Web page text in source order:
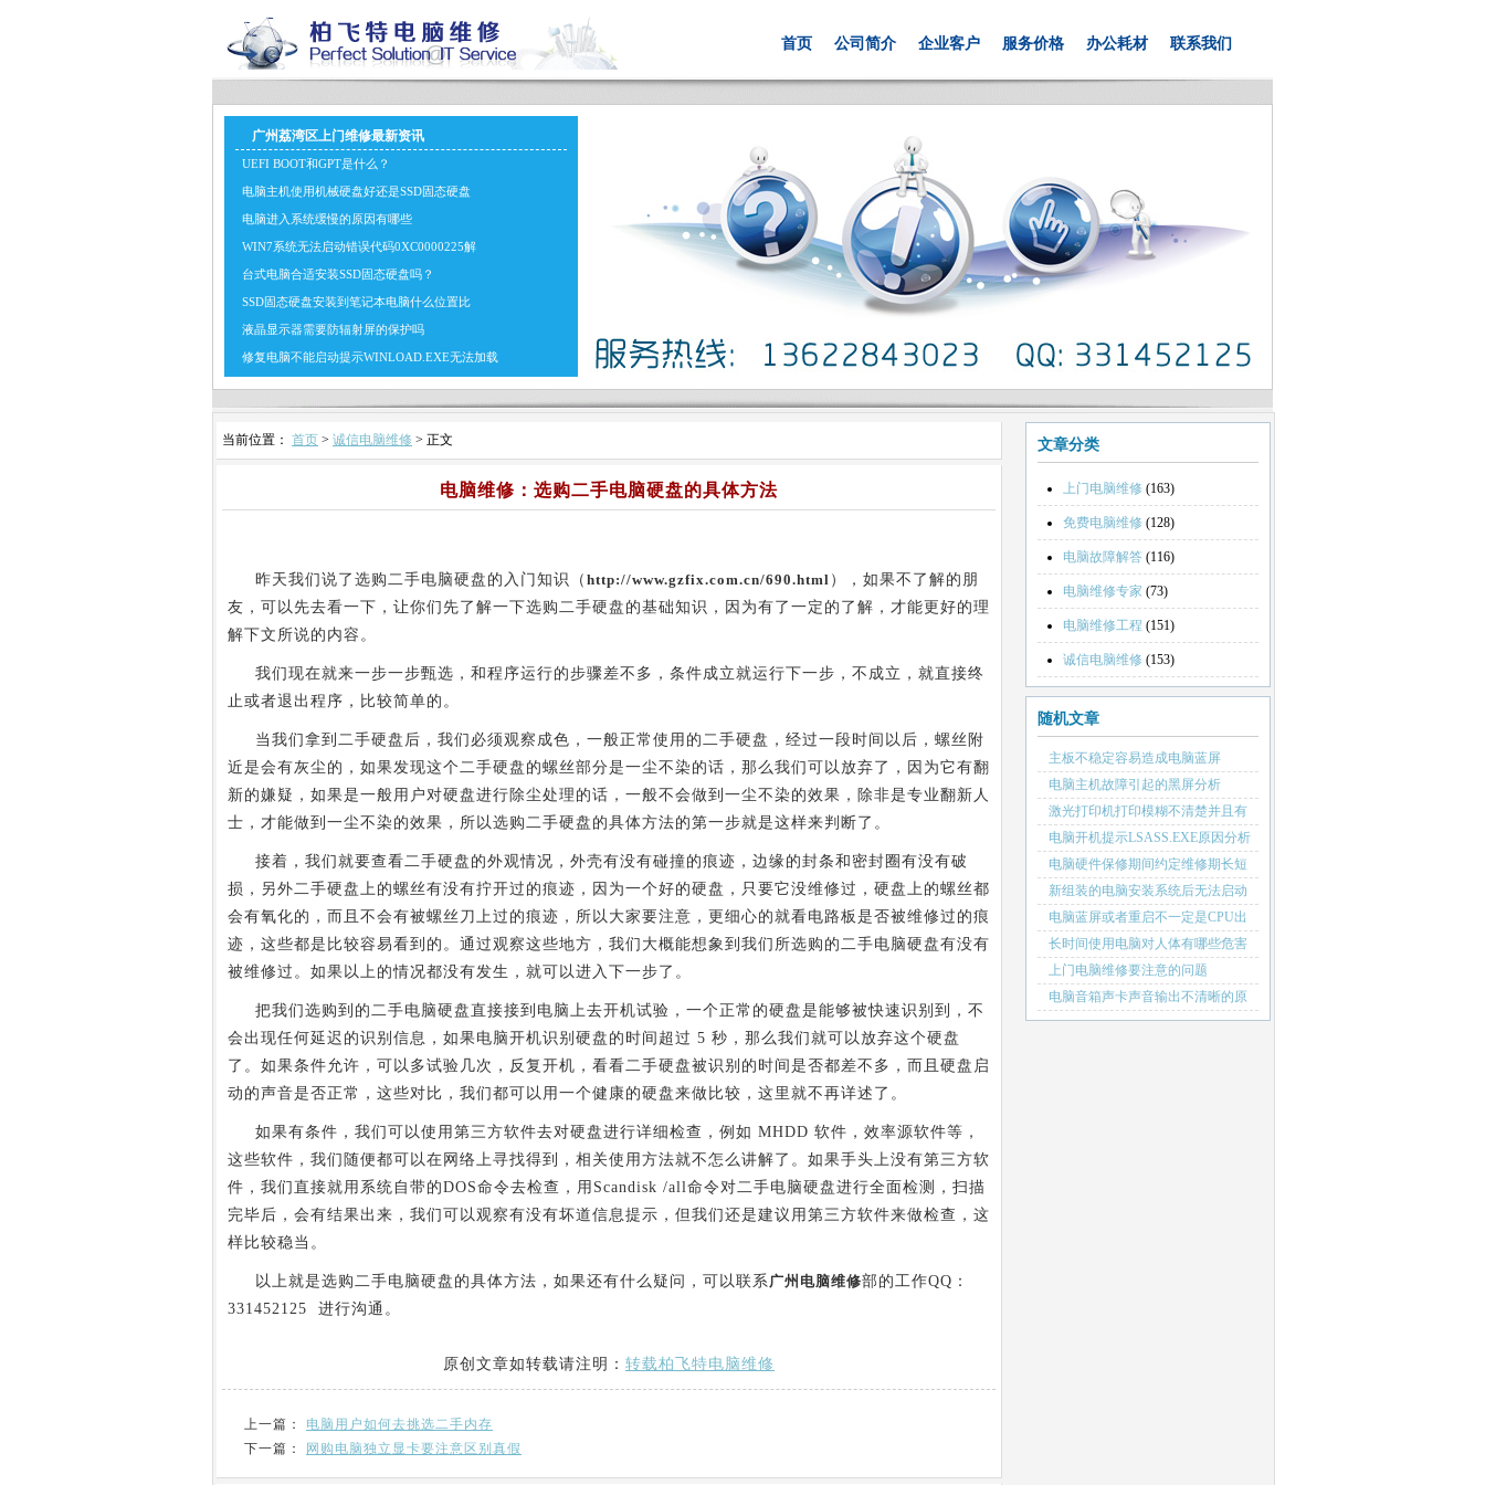
首页 公司简介 企业客户 服务价格 办公耗材 联系我们
广州荔湾区上门维修最新资讯
UEFI BOOT和GPT是什么？
电脑主机使用机械硬盘好还是SSD固态硬盘
电脑进入系统缓慢的原因有哪些
WIN7系统无法启动错误代码0XC0000225解
台式电脑合适安装SSD固态硬盘吗？
SSD固态硬盘安装到笔记本电脑什么位置比
液晶显示器需要防辐射屏的保护吗
修复电脑不能启动提示WINLOAD.EXE无法加载
当前位置： 首页 > 诚信电脑维修 > 正文
电脑维修：选购二手电脑硬盘的具体方法
昨天我们说了选购二手电脑硬盘的入门知识（ http://www.gzfix.com.cn/690.html ），如果不了解的朋
友，可以先去看一下，让你们先了解一下选购二手硬盘的基础知识，因为有了一定的了解，才能更好的理
解下文所说的内容。
我们现在就来一步一步甄选，和程序运行的步骤差不多，条件成立就运行下一步，不成立，就直接终
止或者退出程序，比较简单的。
当我们拿到二手硬盘后，我们必须观察成色，一般正常使用的二手硬盘，经过一段时间以后，螺丝附
近是会有灰尘的，如果发现这个二手硬盘的螺丝部分是一尘不染的话，那么我们可以放弃了，因为它有翻
新的嫌疑，如果是一般用户对硬盘进行除尘处理的话，一般不会做到一尘不染的效果，除非是专业翻新人
士，才能做到一尘不染的效果，所以选购二手硬盘的具体方法的第一步就是这样来判断了。
接着，我们就要查看二手硬盘的外观情况，外壳有没有碰撞的痕迹，边缘的封条和密封圈有没有破
损，另外二手硬盘上的螺丝有没有拧开过的痕迹，因为一个好的硬盘，只要它没维修过，硬盘上的螺丝都
会有氧化的，而且不会有被螺丝刀上过的痕迹，所以大家要注意，更细心的就看电路板是否被维修过的痕
迹，这些都是比较容易看到的。通过观察这些地方，我们大概能想象到我们所选购的二手电脑硬盘有没有
被维修过。如果以上的情况都没有发生，就可以进入下一步了。
把我们选购到的二手电脑硬盘直接接到电脑上去开机试验，一个正常的硬盘是能够被快速识别到，不
会出现任何延迟的识别信息，如果电脑开机识别硬盘的时间超过 5 秒，那么我们就可以放弃这个硬盘
了。如果条件允许，可以多试验几次，反复开机，看看二手硬盘被识别的时间是否都差不多，而且硬盘启
动的声音是否正常，这些对比，我们都可以用一个健康的硬盘来做比较，这里就不再详述了。
如果有条件，我们可以使用第三方软件去对硬盘进行详细检查，例如 MHDD 软件，效率源软件等，
这些软件，我们随便都可以在网络上寻找得到，相关使用方法就不怎么讲解了。如果手头上没有第三方软
件，我们直接就用系统自带的DOS命令去检查，用Scandisk /all命令对二手电脑硬盘进行全面检测，扫描
完毕后，会有结果出来，我们可以观察有没有坏道信息提示，但我们还是建议用第三方软件来做检查，这
样比较稳当。
以上就是选购二手电脑硬盘的具体方法，如果还有什么疑问，可以联系广州电脑维修部的工作QQ：
331452125 进行沟通。
原创文章如转载请注明： 转载柏飞特电脑维修
上一篇： 电脑用户如何去挑选二手内存
下一篇：
网购电脑独立显卡要注意区别真假
文章分类
上门电脑维修 (163)
免费电脑维修 (128)
电脑故障解答 (116)
电脑维修专家 (73)
电脑维修工程 (151)
诚信电脑维修 (153)
随机文章
主板不稳定容易造成电脑蓝屏
电脑主机故障引起的黑屏分析
激光打印机打印模糊不清楚并且有
黑边黑点的原因
电脑开机提示LSASS.EXE原因分析
电脑硬件保修期间约定维修期长短
新组装的电脑安装系统后无法启动
电脑蓝屏或者重启不一定是CPU出
故障
长时间使用电脑对人体有哪些危害
上门电脑维修要注意的问题
电脑音箱声卡声音输出不清晰的原
因